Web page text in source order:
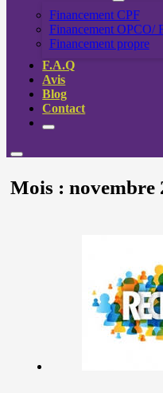
Financement CPF
Financement OPCO/
Financement propre
F.A.Q
Avis
Blog
Contact
Mois :novembre